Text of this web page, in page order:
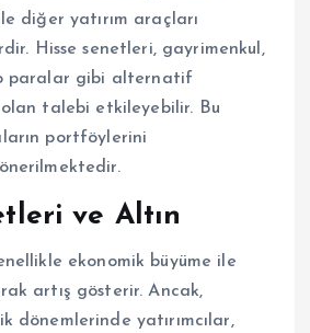
diğer yatırım araçları
Hisse senetleri, gayrimenkul,
paralar gibi alternatif
olan talebi etkileyebilir. Bu
portföylerini
ve Altın
ekonomik büyüme ile
artış gösterir. Ancak,
dönemlerinde yatırımcılar,